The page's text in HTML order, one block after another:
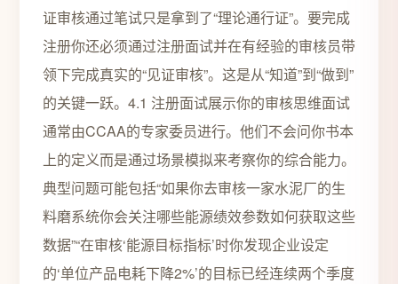
证审核通过笔试只是拿到了“理论通行证”。要完成
注册你还必须通过注册面试并在有经验的审核员带
领下完成真实的“见证审核”。这是从“知道”到“做到”
的关键一跃。4.1 注册面试展示你的审核思维面试
通常由CCAA的专家委员进行。他们不会问你书本
上的定义而是通过场景模拟来考察你的综合能力。
典型问题可能包括“如果你去审核一家水泥厂的生
料磨系统你会关注哪些能源绩效参数如何获取这些
数据”“在审核‘能源目标指标’时你发现企业设定
的‘单位产品电耗下降2%’的目标已经连续两个季度